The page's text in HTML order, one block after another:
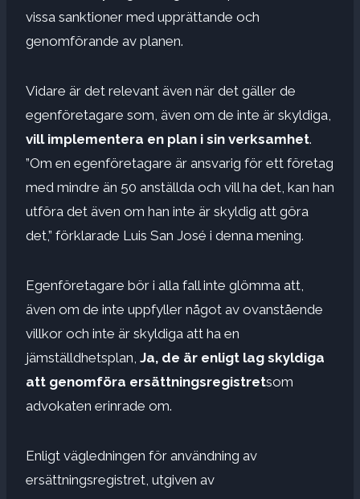
vissa sanktioner med upprättande och
genomförande av planen.
Vidare är det relevant även när det gäller de
egenföretagare som, även om de inte är skyldiga,
vill implementera en plan i sin verksamhet.
”Om en egenföretagare är ansvarig för ett företag
med mindre än 50 anställda och vill ha det, kan han
utföra det även om han inte är skyldig att göra
det,” förklarade Luis San José i denna mening.
Egenföretagare bör i alla fall inte glömma att,
även om de inte uppfyller något av ovanstående
villkor och inte är skyldiga att ha en
jämställdhetsplan, Ja, de är enligt lag skyldiga
att genomföra ersättningsregistretsom
advokaten erinrade om.
Enligt vägledningen för användning av
ersättningsregistret, utgiven av